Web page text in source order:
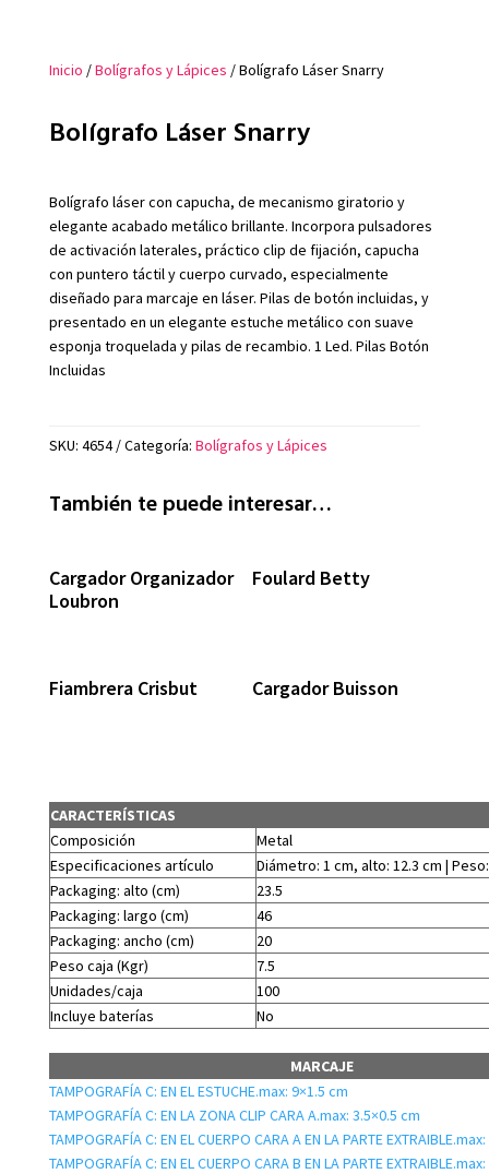
Inicio /Bolígrafos y Lápices / Bolígrafo Láser Snarry
Bolígrafo Láser Snarry
Bolígrafo láser con capucha, de mecanismo giratorio y
elegante acabado metálico brillante. Incorpora pulsadores
de activación laterales, práctico clip de fijación, capucha
con puntero táctil y cuerpo curvado, especialmente
diseñado para marcaje en láser. Pilas de botón incluidas, y
presentado en un elegante estuche metálico con suave
esponja troquelada y pilas de recambio. 1 Led. Pilas Botón
Incluidas
SKU: 4654 Categoría: Bolígrafos y Lápices
También te puede interesar…
Cargador Organizador
Loubron
Foulard Betty
Fiambrera Crisbut Cargador Buisson
CARACTERÍSTICAS
Composición
Metal
Especificaciones artículo
Diámetro: 1 cm, alto: 12.3 cm |
Packaging: alto (cm)
23.5
Packaging: largo (cm)
46
Packaging: ancho (cm)
20
Peso caja (Kgr)
7.5
Unidades/caja
100
Incluye baterías
No
MARCAJE
TAMPOGRAFÍA C: EN EL ESTUCHE.max: 9×1.5 cm
TAMPOGRAFÍA C: EN LA ZONA CLIP CARA A.max: 3.5×0.5 cm
TAMPOGRAFÍA C: EN EL CUERPO CARA A EN LA PARTE
TAMPOGRAFÍA C: EN EL CUERPO CARA B EN LA PARTE